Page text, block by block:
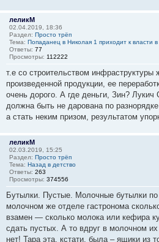
леликМ
02.04.2019, 18:36
Раздел: Просто трёп
Тема: Попаданец в Николая 1 приходит к власти в
Ответы: 77
Просмотры: 112222
т.е со строительством инфраструктуры
произведенной продукции, ее
очень дорого. А где деньги, Зин?
должна быть не дарована по
а стать неким призом, результатом
леликМ
02.03.2019, 15:25
Раздел: Просто трёп
Тема: Назад в детство
Ответы: 263
Просмотры: 374556
Бутылки. Пустые. Молочные бутылки по
молочном же отделе гастронома
взамен — сколько молока или кефира
сдать пустых. А то вдруг в молочном
нет! Тара эта, кстати, была – ящики из